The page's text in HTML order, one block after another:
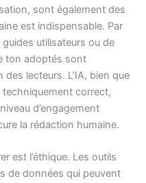
sont également des
est indispensable. Par
utilisateurs ou de
ton adoptés sont
lecteurs. L’IA, bien que
correct,
d’engagement
la rédaction humaine.
est l’éthique. Les outils
de données qui peuvent